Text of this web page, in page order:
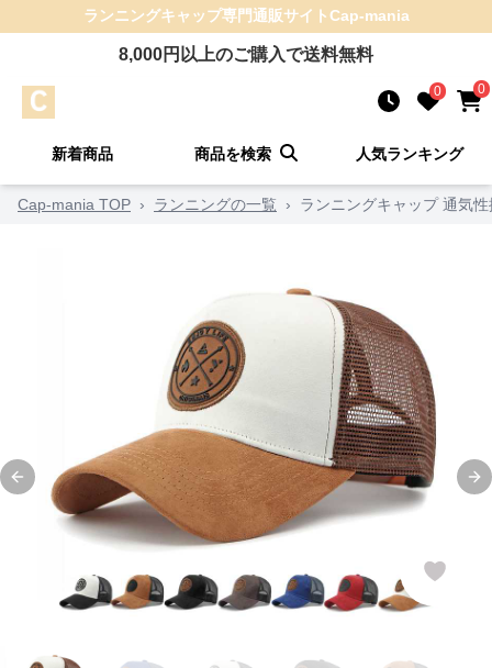
ランニングキャップ専門通販サイトCap-mania
8,000円以上のご購入で送料無料
0 0
新着商品 商品を検索 人気ランキング
Cap-mania TOP › ランニングの一覧 › ランニングキャップ 通気
Previous slide